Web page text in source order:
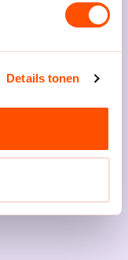
Details tonen